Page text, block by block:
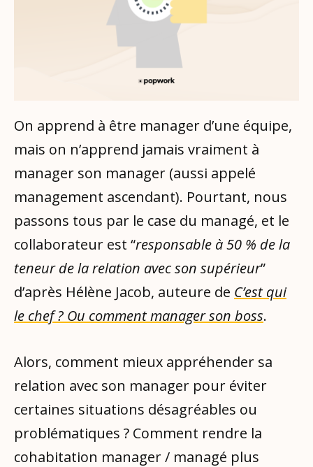
On apprend à être manager d’une équipe,
mais on n’apprend jamais vraiment à
manager son manager (aussi appelé
management ascendant). Pourtant, nous
passons tous par le case du managé, et le
collaborateur est “responsable à 50 % de la
teneur de la relation avec son supérieur”
d’après Hélène Jacob, auteure de C’est qui
le chef ? Ou comment manager son boss.
Alors, comment mieux appréhender sa
relation avec son manager pour éviter
certaines situations désagréables ou
problématiques ? Comment rendre la
cohabitation manager / managé plus